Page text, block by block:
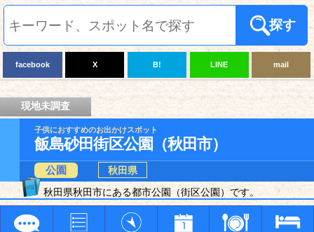
探す
facebook X B! LINE mail
現地未調査
子供におすすめのお出かけスポット
飯島砂田街区公園（秋田市）
公園
秋田県
秋田県秋田市にある都市公園（街区公園）です。